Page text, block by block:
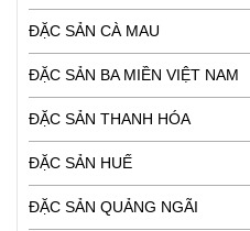
ĐẶC SẢN CÀ MAU
ĐẶC SẢN BA MIỀN VIỆT NAM
ĐẶC SẢN THANH HÓA
ĐẶC SẢN HUẾ
ĐẶC SẢN QUẢNG NGÃI